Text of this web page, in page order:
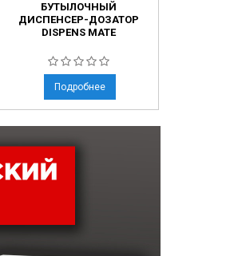
БУТЫЛОЧНЫЙ
ДИСПЕНСЕР-ДОЗАТОР
DISPENS MATE
Подробнее